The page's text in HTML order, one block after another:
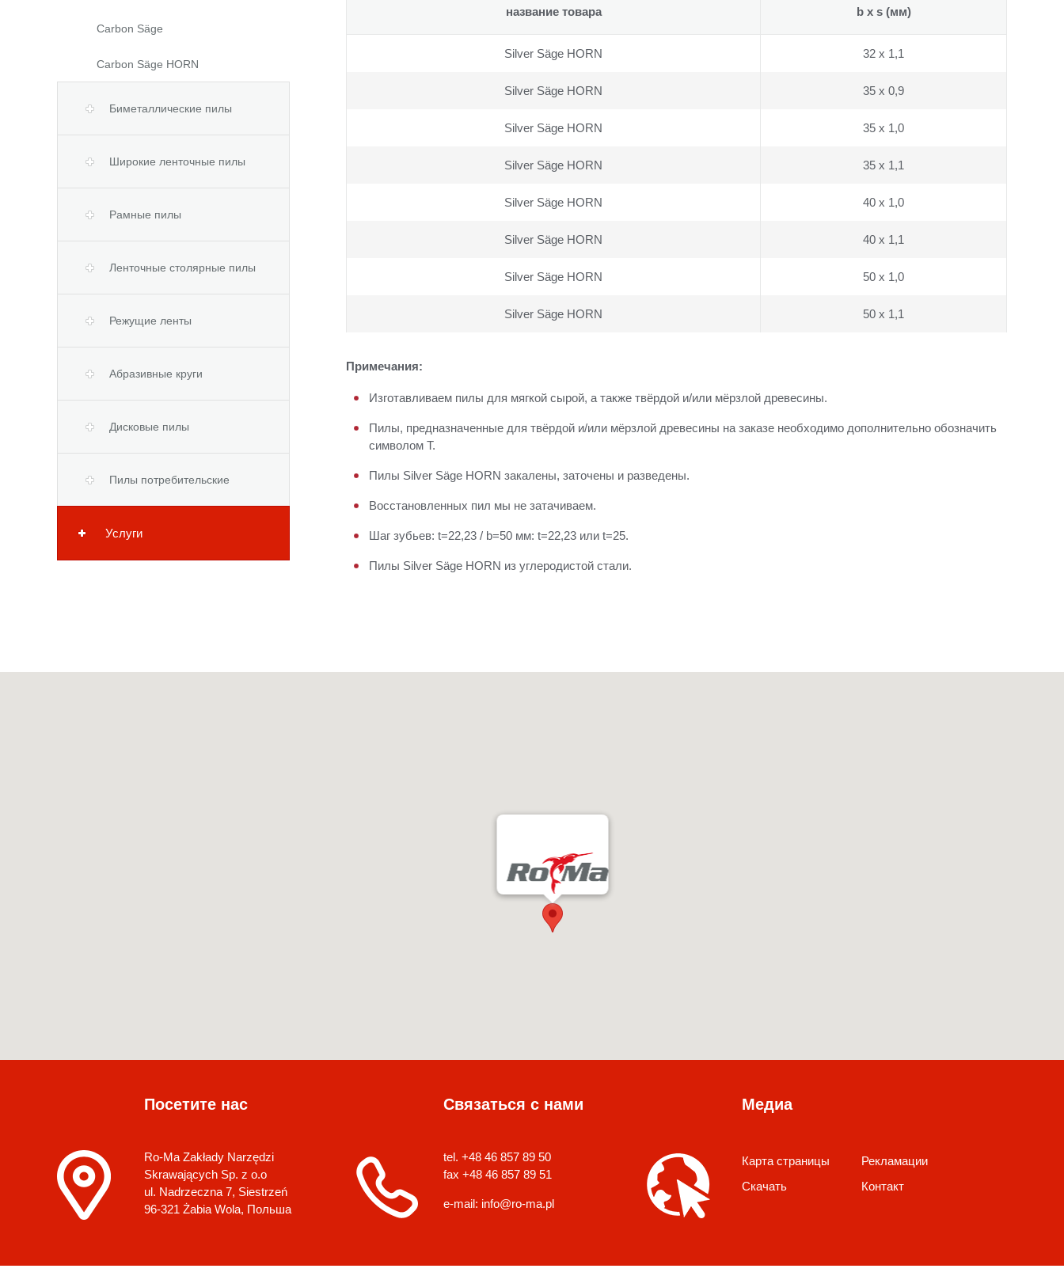
название товара b x s (мм)
Silver Säge HORN 32 x 1,1
Silver Säge HORN 35 x 0,9
Silver Säge HORN 35 x 1,0
Silver Säge HORN 35 x 1,1
Silver Säge HORN 40 x 1,0
Silver Säge HORN 40 x 1,1
Silver Säge HORN 50 x 1,0
Silver Säge HORN 50 x 1,1
Примечания:
Изготавливаем пилы для мягкой сырой, а также твёрдой и/или мёрзлой древесины.
Пилы, предназначенные для твёрдой и/или мёрзлой древесины на заказе необходимо дополнительно обозначить
символом T.
Пилы Silver Säge HORN закалены, заточены и разведены.
Восстановленных пил мы не затачиваем.
Шаг зубьев: t=22,23 / b=50 мм: t=22,23 или t=25.
Пилы Silver Säge HORN из углеродистой стали.
Carbon Säge
Carbon Säge HORN
Биметаллические пилы
Широкие ленточные пилы
Рамные пилы
Ленточные столярные пилы
Режущие ленты
Абразивные круги
Дисковые пилы
Пилы потребительские
Услуги
Посетите нас
Ro-Ma Zakłady Narzędzi
Skrawających Sp. z o.o
ul. Nadrzeczna 7, Siestrzeń
96-321 Żabia Wola, Польша
Связаться с нами
tel. +48 46 857 89 50
fax +48 46 857 89 51
e-mail: info@ro-ma.pl
Медиа
Карта страницы
Скачать
Рекламации
Контакт